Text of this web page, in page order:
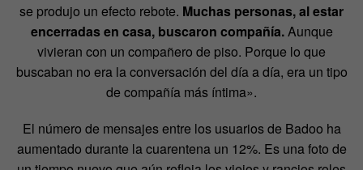
se produjo un efecto rebote. Muchas personas, al estar
encerradas en casa, buscaron compañía.Aunque
vivieran con un compañero de piso. Porque lo que
buscaban no era la conversación del día a día, era un tipo
de compañía más íntima».
El número de mensajes entre los usuarios de Badoo ha
aumentado durante la cuarentena un 12%. Es una foto de